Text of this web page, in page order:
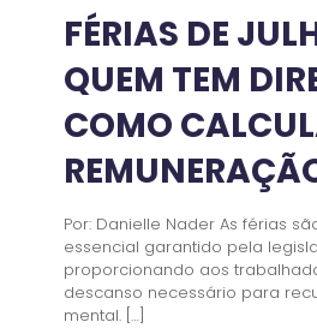
FÉRIAS DE
QUEM TEM
COMO
Por: Danielle Nader As férias
essencial garantido pela
proporcionando aos
descanso necessário para
mental. […]